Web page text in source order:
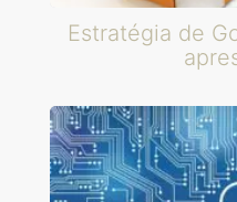
Estratégia de